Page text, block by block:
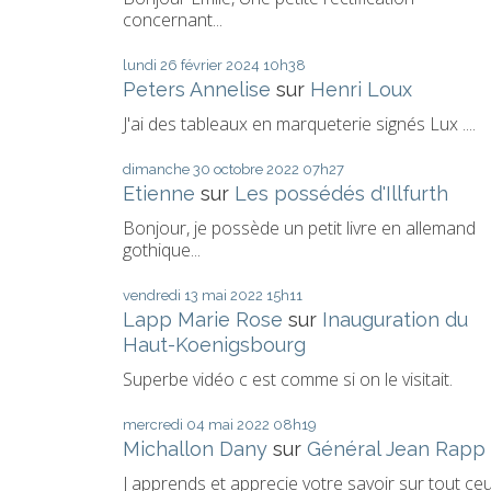
concernant...
lundi 26 février 2024 10h38
Peters Annelise sur Henri Loux
J'ai des tableaux en marqueterie signés Lux ....
dimanche 30 octobre 2022 07h27
Etienne sur Les possédés d'Illfurth
Bonjour, je possède un petit livre en allemand
gothique...
vendredi 13 mai 2022 15h11
Lapp Marie Rose sur Inauguration du
Haut-Koenigsbourg
Superbe vidéo c est comme si on le visitait.
mercredi 04 mai 2022 08h19
Michallon Dany sur Général Jean Rapp
J apprends et apprecie votre savoir sur tout